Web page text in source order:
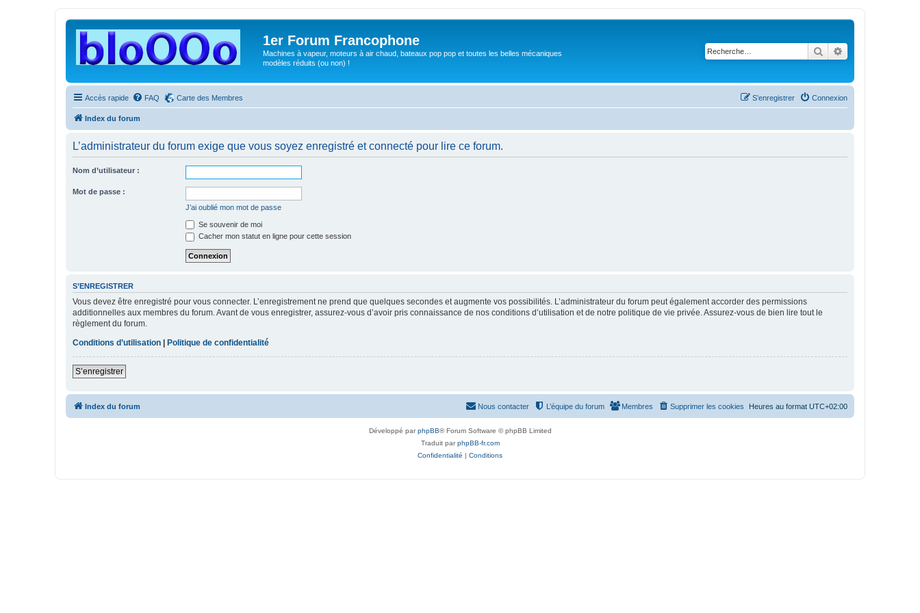
1er Forum Francophone
Machines à vapeur, moteurs à air chaud, bateaux pop pop et toutes les belles mécaniques
modèles réduits (ou non) !
Rechercher
Accès rapide FAQ Carte des Membres Connexion
S’enregistrer
Index du forum
L’administrateur du forum exige que vous soyez enregistré et connecté pour lire ce forum.
Nom d’utilisateur :
Mot de passe :
J’ai oublié mon mot de passe
Se souvenir de moi
Cacher mon statut en ligne pour cette session
S’ENREGISTRER
Vous devez être enregistré pour vous connecter. L’enregistrement ne prend que quelques secondes et augmente vos possibilités. L’administrateur du forum peut également accorder des permissions
additionnelles aux membres du forum. Avant de vous enregistrer, assurez-vous d’avoir pris connaissance de nos conditions d’utilisation et de notre politique de vie privée. Assurez-vous de bien lire tout le
règlement du forum.
Conditions d’utilisation
Politique de confidentialité
S’enregistrer
Index du forum Heures au format UTC+02:00
Supprimer les cookies
Membres
L’équipe du forum
Nous contacter
Développé parphpBB® Forum Software © phpBB Limited
Traduit parphpBB-fr.com
Confidentialité | Conditions